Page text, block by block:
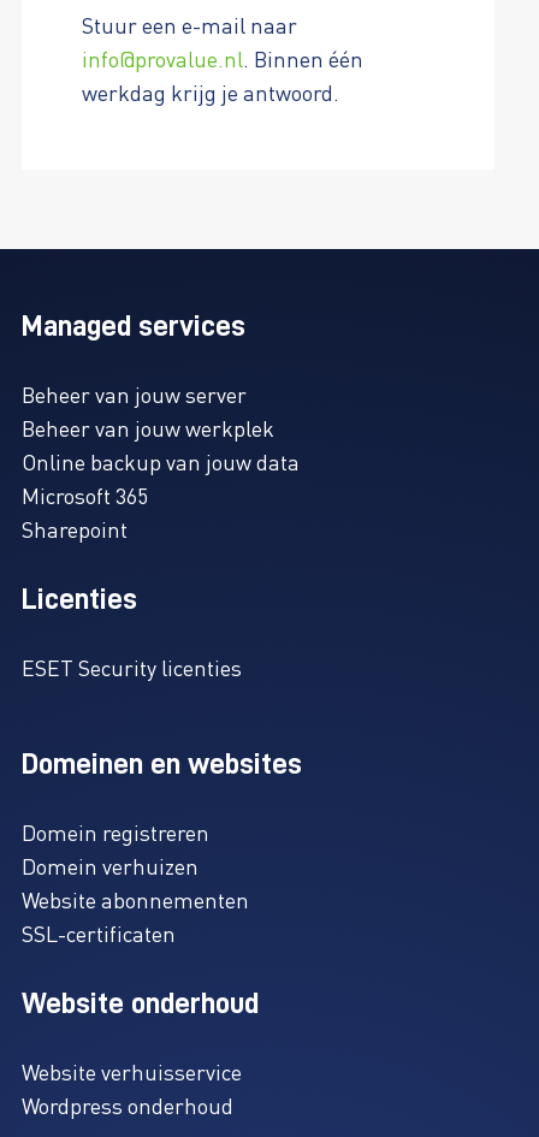
Stuur een e-mail naar
info@provalue.nl. Binnen één
werkdag krijg je antwoord.
Managed services
Beheer van jouw server
Beheer van jouw werkplek
Online backup van jouw data
Microsoft 365
Sharepoint
Licenties
ESET Security licenties
Domeinen en websites
Domein registreren
Domein verhuizen
Website abonnementen
SSL-certificaten
Website onderhoud
Website verhuisservice
Wordpress onderhoud